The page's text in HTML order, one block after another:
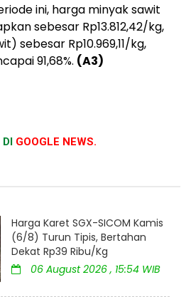
ini, harga minyak sawit
sebesar Rp13.812,42/kg,
sebesar Rp10.969,11/kg,
91,68%. (A3)
DI GOOGLE NEWS.
Harga Karet SGX-SICOM Kamis
(6/8) Turun Tipis, Bertahan
Dekat Rp39 Ribu/Kg
06 August 2026 , 15:54 WIB